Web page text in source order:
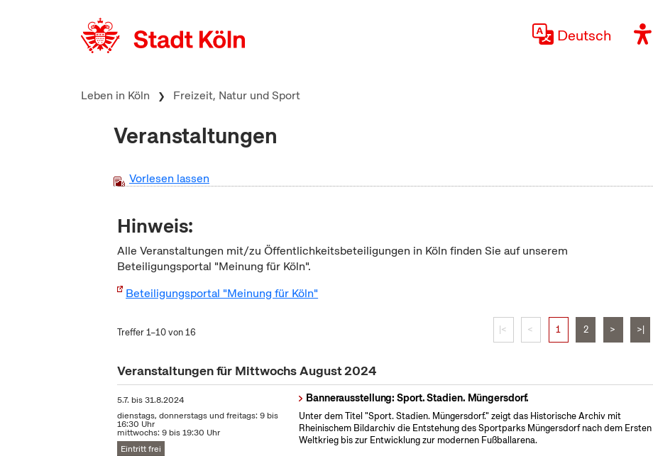
Deutsch
Leben in Köln Freizeit, Natur und Sport
Veranstaltungen
Vorlesen lassen
Hinweis:
Alle Veranstaltungen mit/zu Öffentlichkeitsbeteiligungen in Köln finden Sie auf unserem
Beteiligungsportal "Meinung für Köln".
Beteiligungsportal "Meinung für Köln"
Treffer 1–10 von 16 |< < 1 2 > >|
Veranstaltungen für Mittwochs August 2024
5.7. bis31.8.2024
dienstags, donnerstags und freitags: 9 bis
16:30 Uhr
mittwochs: 9 bis 19:30 Uhr
Eintritt frei
Bannerausstellung: Sport. Stadien. Müngersdorf.
Unter dem Titel "Sport. Stadien. Müngersdorf." zeigt das Historische Archiv mit
Rheinischem Bildarchiv die Entstehung des Sportparks Müngersdorf nach dem Ersten
Weltkrieg bis zur Entwicklung zur modernen Fußballarena.